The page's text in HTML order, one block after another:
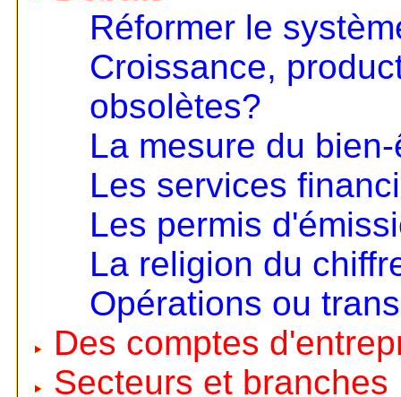
Réformer le
Croissance,
obsolètes?
La mesure du
Les services
Les permis
La religion du
Opérations ou
Des comptes
Secteurs et branches